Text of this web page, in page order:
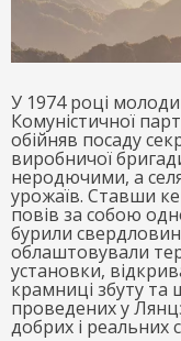
У 1974 році
Комуністичної
обійняв посаду
виробничої
неродючими, а
урожаїв. Ставши
повів за собою
бурили
облаштовували
установки,
крамниці збуту та
проведених у
добрих і реальних